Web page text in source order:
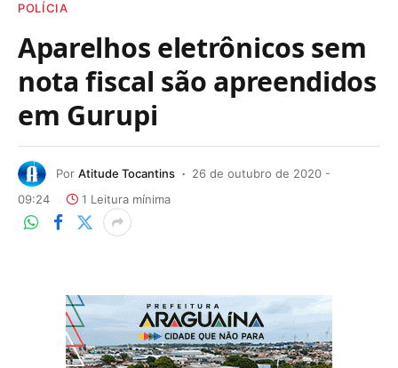
POLÍCIA
Aparelhos eletrônicos sem
nota fiscal são apreendidos
em Gurupi
Por Atitude Tocantins
26 de outubro de 2020 -
09:24
1 Leitura mínima